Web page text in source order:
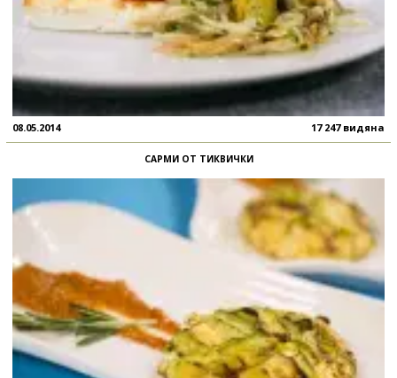
08.05.2014 17 247 видяна
САРМИ ОТ ТИКВИЧКИ